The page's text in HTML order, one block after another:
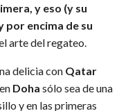
y eso (y su
por encima de su
arte del regateo.
delicia con Qatar
Doha sólo sea de una
y en las primeras